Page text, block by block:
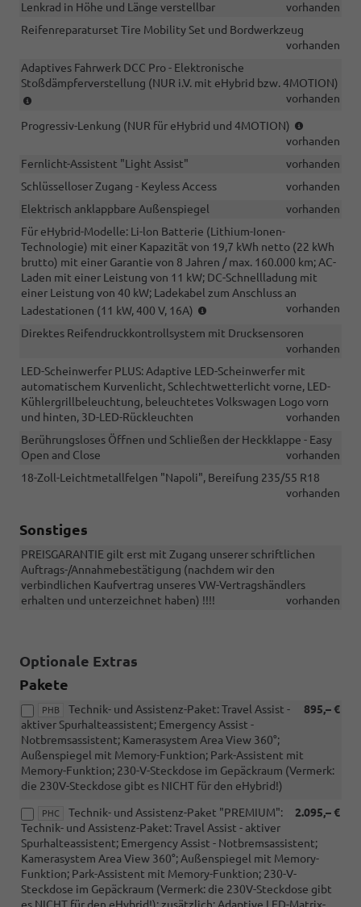
Lenkrad in Höhe und Länge verstellbar
vorhanden
Reifenreparaturset Tire Mobility Set und Bordwerkzeug
vorhanden
Adaptives Fahrwerk DCC Pro - Elektronische
Stoßdämpferverstellung (NUR i.V. mit eHybrid bzw. 4MOTION)
mit
bzw.
vorhanden
Progressiv-Lenkung (NUR für eHybrid und 4MOTION)
für
und
4MOTION)
vorhanden
Fernlicht-Assistent "Light Assist"
vorhanden
Schlüsselloser Zugang - Keyless Access
vorhanden
Elektrisch anklappbare Außenspiegel
vorhanden
Für eHybrid-Modelle: Li-lon Batterie (Lithium-Ionen-
Technologie) mit einer Kapazität von 19,7 kWh netto (22 kWh
brutto) mit einer Garantie von 8 Jahren / max. 160.000 km; AC-
Laden mit einer Leistung von 11 kW; DC-Schnellladung mit
einer Leistung von 40 kW; Ladekabel zum Anschluss an
Ladestationen (11 kW, 400 V, 16A)
mit
vorhanden
Direktes Reifendruckkontrollsystem mit Drucksensoren
vorhanden
LED-Scheinwerfer PLUS: Adaptive LED-Scheinwerfer mit
automatischem Kurvenlicht, Schlechtwetterlicht vorne, LED-
Kühlergrillbeleuchtung, beleuchtetes Volkswagen Logo vorn
und hinten, 3D-LED-Rückleuchten
vorhanden
Berührungsloses Öffnen und Schließen der Heckklappe - Easy
Open and Close
vorhanden
18-Zoll-Leichtmetallfelgen "Napoli", Bereifung 235/55 R18
vorhanden
Sonstiges
PREISGARANTIE gilt erst mit Zugang unserer schriftlichen
Auftrags-/Annahmebestätigung (nachdem wir den
verbindlichen Kaufvertrag unseres VW-Vertragshändlers
erhalten und unterzeichnet haben) !!!!
vorhanden
Optionale Extras
Pakete
PHB 895,– €
Technik- und Assistenz-Paket: Travel Assist -
aktiver Spurhalteassistent; Emergency Assist -
Notbremsassistent; Kamerasystem Area View 360°;
Außenspiegel mit Memory-Funktion; Park-Assistent mit
Memory-Funktion; 230-V-Steckdose im Gepäckraum (Vermerk:
die 230V-Steckdose gibt es NICHT für den eHybrid!)
PHC 2.095,– €
Technik- und Assistenz-Paket "PREMIUM":
Technik- und Assistenz-Paket: Travel Assist - aktiver
Spurhalteassistent; Emergency Assist - Notbremsassistent;
Kamerasystem Area View 360°; Außenspiegel mit Memory-
Funktion; Park-Assistent mit Memory-Funktion; 230-V-
Steckdose im Gepäckraum (Vermerk: die 230V-Steckdose gibt
es NICHT für den eHybrid!); zusätzlich: Adaptive LED-Matrix-